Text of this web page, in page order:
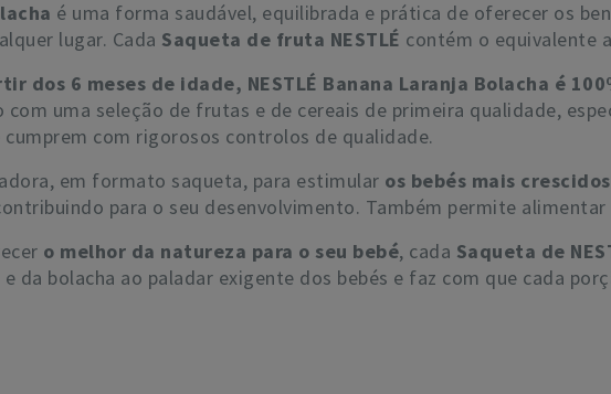
é uma forma saudável, equilibrada e prática de oferecer os
lugar. Cada Saqueta de fruta NESTLÉ contém o equivalente
dos 6 meses de idade, NESTLÉ Banana Laranja Bolacha é
com uma seleção de frutas e de cereais de primeira qualidade,
com rigorosos controlos de qualidade.
em formato saqueta, para estimular os bebés mais
para o seu desenvolvimento. Também permite alimentar
o melhor da natureza para o seu bebé, cada Saqueta de
da bolacha ao paladar exigente dos bebés e faz com que cada